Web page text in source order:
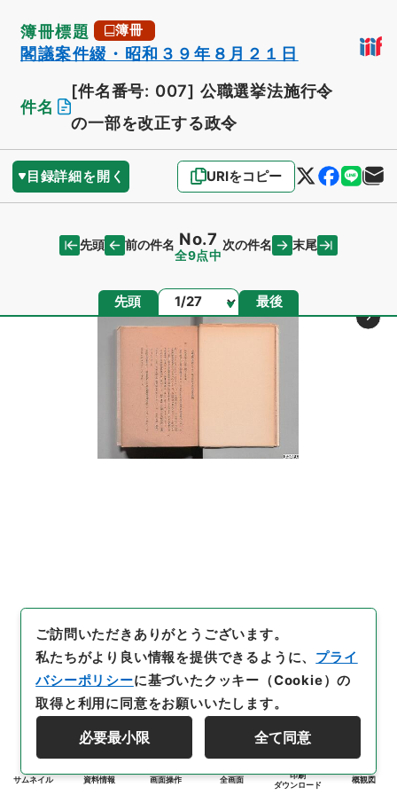
簿冊標題 簿冊
閣議案件綴・昭和３９年８月２１日
件名
[件名番号: 007] 公職選挙法施行令
の一部を改正する政令
目録詳細を開く URIをコピー
先頭 前の件名 No.7
全9点中
次の件名 末尾
先頭 ページ 最後
サムネイル 資料情報 画面操作 全画面
印刷
ダウンロード
概観図
ご訪問いただきありがとうございます。
私たちがより良い情報を提供できるように、 プライ
バシーポリシーに基づいたクッキー（Cookie）の
取得と利用に同意をお願いいたします。
必要最小限 全て同意